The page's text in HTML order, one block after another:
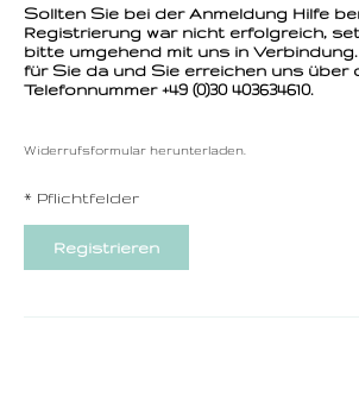
Sollten Sie bei der Anmeldung Hilfe
Registrierung war nicht erfolgreich,
bitte umgehend mit uns in
für Sie da und Sie erreichen uns über
Telefonnummer +49 (0)30 403634610.
Widerrufsformular herunterladen.
* Pflichtfelder